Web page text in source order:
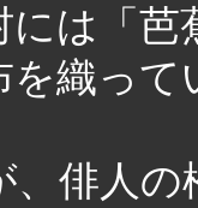
には「
を織って
、俳人